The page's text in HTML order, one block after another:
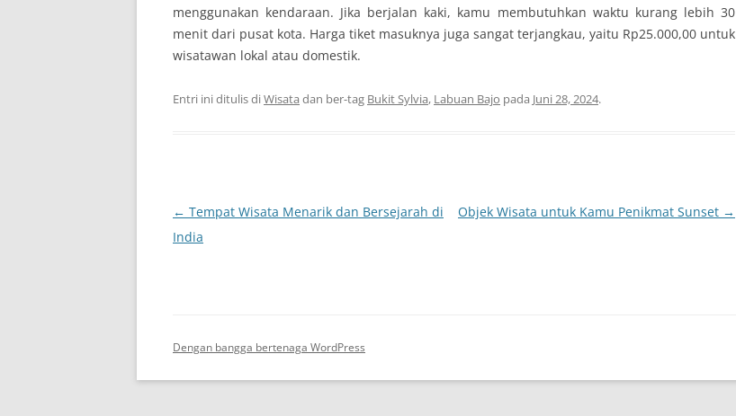
menggunakan kendaraan. Jika berjalan kaki, kamu membutuhkan waktu kurang lebih 30
menit dari pusat kota. Harga tiket masuknya juga sangat terjangkau, yaitu Rp25.000,00 untuk
wisatawan lokal atau domestik.
Entri ini ditulis diWisata dan ber-tag Bukit Sylvia, Labuan Bajo pada Juni 28, 2024.
Navigasi
Tulisan
← Tempat Wisata Menarik dan Bersejarah di
India
Objek Wisata untuk Kamu Penikmat Sunset →
Dengan bangga bertenaga WordPress